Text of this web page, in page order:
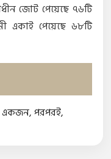
জোট পেয়েছে ৭৬টি
একাই পেয়েছে ৬৮টি
একজন,পরপরই,